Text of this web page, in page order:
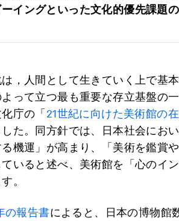
イングといった文化的優先課題
，人間として生きていく上で基
って立つ最も重要な存立基盤の
庁の「 21世紀に向けた美術館の
た。同方針では、日本社会にお
機運」が高まり、「美術を鑑賞
いると述べ、美術館を「心のイ
。
の報告書によると、日本の博物館